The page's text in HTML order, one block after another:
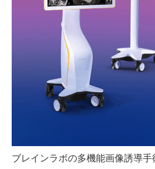
ブレインラボの多機能画像誘導